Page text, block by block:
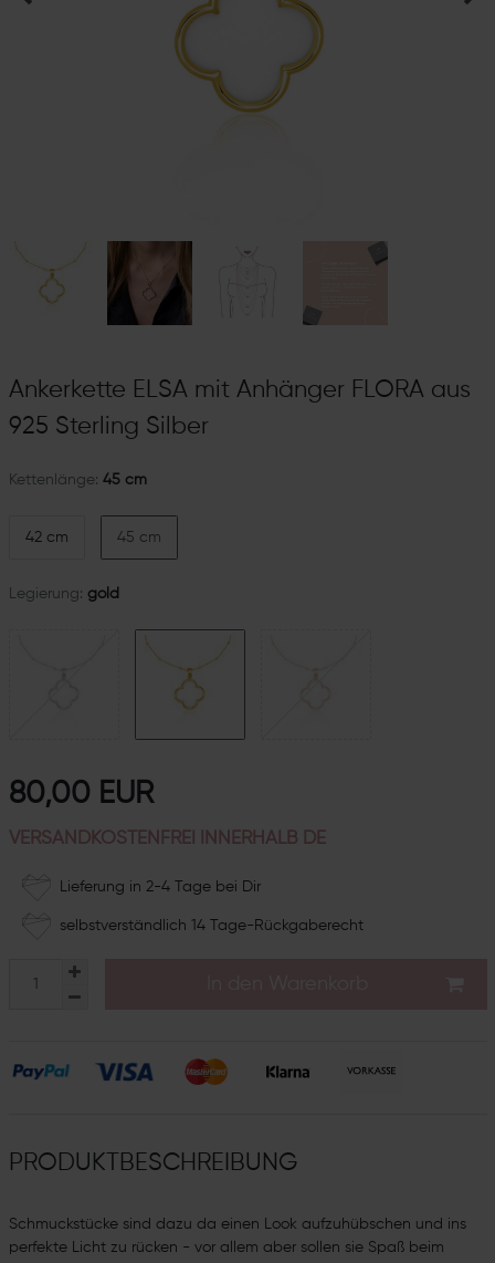
Ankerkette ELSA mit Anhänger FLORA aus
925 Sterling Silber
Kettenlänge: 45 cm
42 cm 45 cm
Legierung: gold
80,00 EUR
VERSANDKOSTENFREI INNERHALB DE
Lieferung in 2-4 Tage bei Dir
selbstverständlich 14 Tage-Rückgaberecht
PRODUKTBESCHREIBUNG
Schmuckstücke sind dazu da einen Look aufzuhübschen und ins
perfekte Licht zu rücken - vor allem aber sollen sie Spaß beim